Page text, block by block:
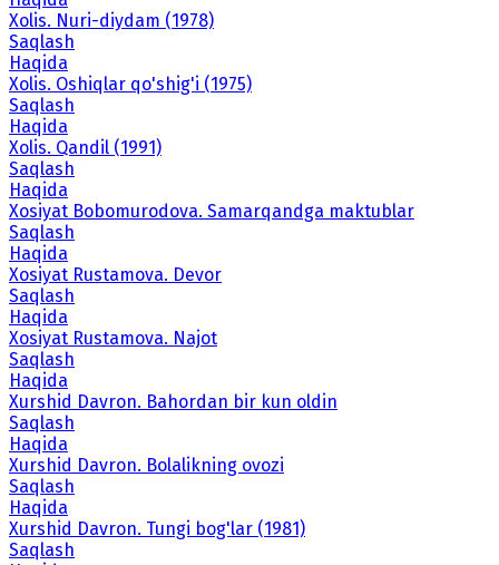
Xolis. Nuri-diydam (1978)
Saqlash
Haqida
Xolis. Oshiqlar qo'shig'i (1975)
Saqlash
Haqida
Xolis. Qandil (1991)
Saqlash
Haqida
Xosiyat Bobomurodova. Samarqandga maktublar
Saqlash
Haqida
Xosiyat Rustamova. Devor
Saqlash
Haqida
Xosiyat Rustamova. Najot
Saqlash
Haqida
Xurshid Davron. Bahordan bir kun oldin
Saqlash
Haqida
Xurshid Davron. Bolalikning ovozi
Saqlash
Haqida
Xurshid Davron. Tungi bog'lar (1981)
Saqlash